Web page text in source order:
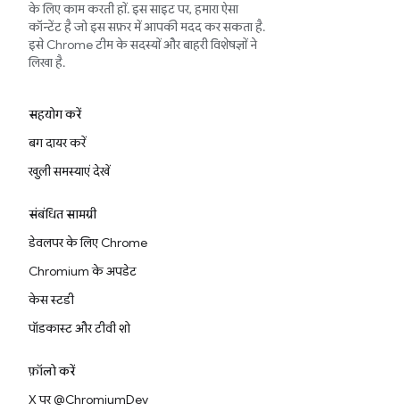
के लिए काम करती हों. इस साइट पर, हमारा ऐसा
कॉन्टेंट है जो इस सफ़र में आपकी मदद कर सकता है.
इसे Chrome टीम के सदस्यों और बाहरी विशेषज्ञों ने
लिखा है.
सहयोग करें
बग दायर करें
खुली समस्याएं देखें
संबंधित सामग्री
डेवलपर के लिए Chrome
Chromium के अपडेट
केस स्टडी
पॉडकास्ट और टीवी शो
फ़ॉलो करें
X पर @ChromiumDev